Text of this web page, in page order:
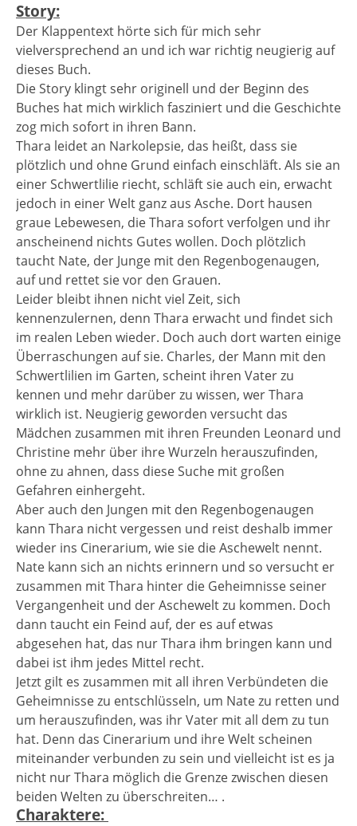
Story:
Der Klappentext hörte sich für mich sehr
vielversprechend an und ich war richtig neugierig auf
dieses Buch.
Die Story klingt sehr originell und der Beginn des
Buches hat mich wirklich fasziniert und die Geschichte
zog mich sofort in ihren Bann.
Thara leidet an Narkolepsie, das heißt, dass sie
plötzlich und ohne Grund einfach einschläft. Als sie an
einer Schwertlilie riecht, schläft sie auch ein, erwacht
jedoch in einer Welt ganz aus Asche. Dort hausen
graue Lebewesen, die Thara sofort verfolgen und ihr
anscheinend nichts Gutes wollen. Doch plötzlich
taucht Nate, der Junge mit den Regenbogenaugen,
auf und rettet sie vor den Grauen.
Leider bleibt ihnen nicht viel Zeit, sich
kennenzulernen, denn Thara erwacht und findet sich
im realen Leben wieder. Doch auch dort warten einige
Überraschungen auf sie. Charles, der Mann mit den
Schwertlilien im Garten, scheint ihren Vater zu
kennen und mehr darüber zu wissen, wer Thara
wirklich ist. Neugierig geworden versucht das
Mädchen zusammen mit ihren Freunden Leonard und
Christine mehr über ihre Wurzeln herauszufinden,
ohne zu ahnen, dass diese Suche mit großen
Gefahren einhergeht.
Aber auch den Jungen mit den Regenbogenaugen
kann Thara nicht vergessen und reist deshalb immer
wieder ins Cinerarium, wie sie die Aschewelt nennt.
Nate kann sich an nichts erinnern und so versucht er
zusammen mit Thara hinter die Geheimnisse seiner
Vergangenheit und der Aschewelt zu kommen. Doch
dann taucht ein Feind auf, der es auf etwas
abgesehen hat, das nur Thara ihm bringen kann und
dabei ist ihm jedes Mittel recht.
Jetzt gilt es zusammen mit all ihren Verbündeten die
Geheimnisse zu entschlüsseln, um Nate zu retten und
um herauszufinden, was ihr Vater mit all dem zu tun
hat. Denn das Cinerarium und ihre Welt scheinen
miteinander verbunden zu sein und vielleicht ist es ja
nicht nur Thara möglich die Grenze zwischen diesen
beiden Welten zu überschreiten… .
Charaktere: